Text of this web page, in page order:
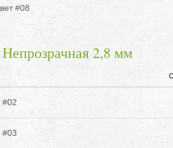
#08
2,8 мм
#02
#03